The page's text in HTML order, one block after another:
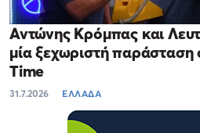
Αντώνης Κρόμπας και
μία ξεχωριστή
Time
31.7.2026 ΕΛΛΑΔΑ